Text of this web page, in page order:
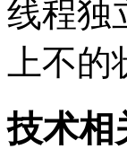
线程独
上不
技术相